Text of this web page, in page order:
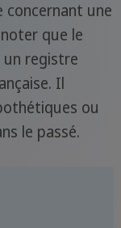
une
que le
registre
Il
ou
le passé.